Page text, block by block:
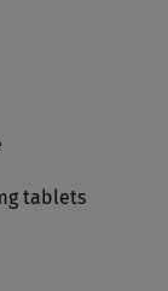
tablets